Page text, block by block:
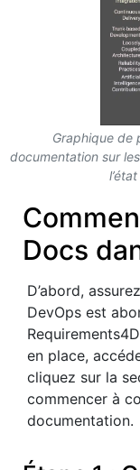
Graphique de
documentation sur
Docs
D’abord,
DevOps est
en place,
cliquez sur la
commencer à
documentation.